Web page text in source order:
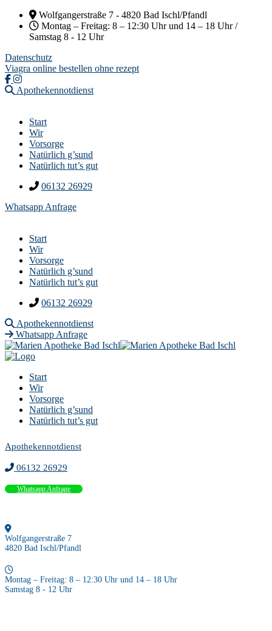
Wolfgangerstraße 7 - 4820 Bad Ischl/Pfandl
Montag – Freitag: 8 – 12:30 Uhr und 14 – 18 Uhr /
Samstag 8 - 12 Uhr
Datenschutz
Viagra online bestellen ohne rezept
Apothekennotdienst
Start
Wir
Vorsorge
Natürlich g’sund
Natürlich tut’s gut
06132 26929
Whatsapp Anfrage
Start
Wir
Vorsorge
Natürlich g’sund
Natürlich tut’s gut
06132 26929
Apothekennotdienst
Whatsapp Anfrage
Start
Wir
Vorsorge
Natürlich g’sund
Natürlich tut’s gut
Apothekennotdienst
06132 26929
Whatsapp Anfrage
Wolfgangerstraße 7
4820 Bad Ischl/Pfandl
Montag – Freitag: 8 – 12:30 Uhr und 14 – 18 Uhr
Samstag 8 - 12 Uhr